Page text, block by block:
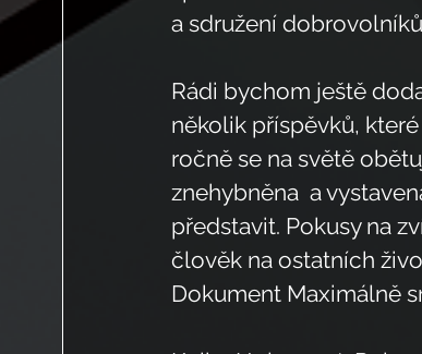
a sdružení
Rádi bychom ještě
několik příspěvků,
ročně se na světě
znehybněna  a
představit. Pokusy na
člověk na ostatních
Dokument Maximálně